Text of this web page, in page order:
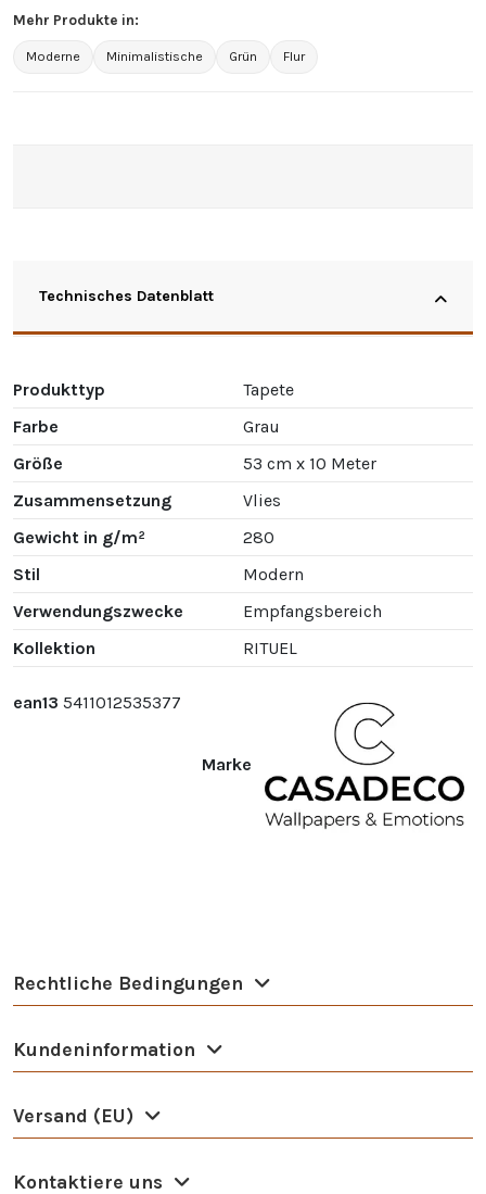
Mehr Produkte in:
Moderne Minimalistische Grün Flur
Technisches Datenblatt
Produkttyp
Tapete
Farbe
Grau
Größe
53 cm x 10 Meter
Zusammensetzung
Vlies
Gewicht in g/m²
280
Stil
Modern
Verwendungszwecke
Empfangsbereich
Kollektion
RITUEL
Marke
ean13 5411012535377
Rechtliche Bedingungen
Kundeninformation
Versand (EU)
Kontaktiere uns